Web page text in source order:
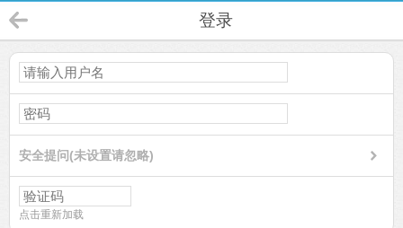
登录
安全提问(未设置请忽略)
点击重新加载